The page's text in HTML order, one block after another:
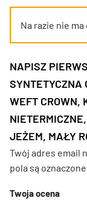
Na razie nie
NAPISZ
SYNTETYCZNA
WEFT CROWN,
JEŻEM, MAŁY
Twój adres email
pola są oznaczone
Twoja ocena